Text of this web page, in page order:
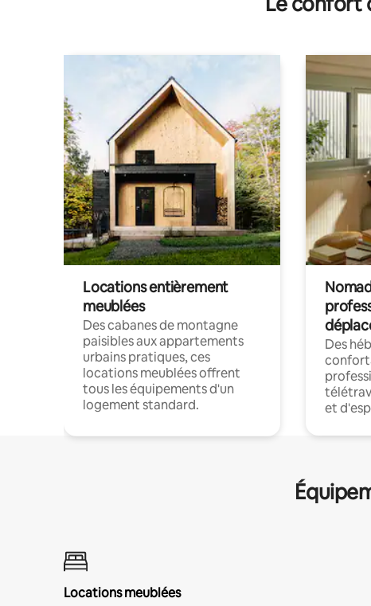
Locations entièrement
meublées
Des cabanes de montagne
paisibles aux appartements
urbains pratiques, ces
locations meublées offrent
tous les équipements d'un
logement standard.
Des
et
Locations meublées